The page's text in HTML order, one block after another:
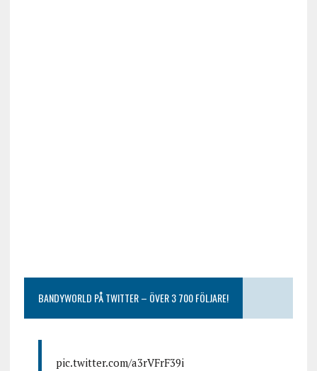
BANDYWORLD PÅ TWITTER – ÖVER 3 700 FÖLJARE!
pic.twitter.com/a3rVFrF39i